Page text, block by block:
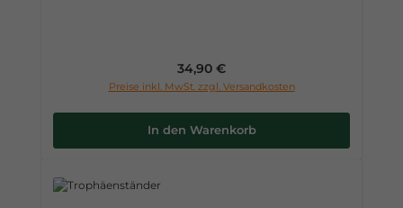
Regulärer Preis:
34,90 €
Preise inkl. MwSt. zzgl. Versandkosten
In den Warenkorb